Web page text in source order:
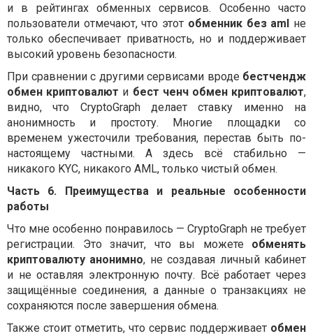
и в рейтингах обменных сервисов. Особенно часто
пользователи отмечают, что этот обменник без aml не
только обеспечивает приватность, но и поддерживает
высокий уровень безопасности.
При сравнении с другими сервисами вроде бестчендж
обмен криптовалют и бест ченч обмен криптовалют,
видно, что CryptoGraph делает ставку именно на
анонимность и простоту. Многие площадки со
временем ужесточили требования, перестав быть по-
настоящему частными. А здесь всё стабильно —
никакого KYC, никакого AML, только чистый обмен.
Часть 6. Преимущества и реальные особенности
работы
Что мне особенно понравилось — CryptoGraph не требует
регистрации. Это значит, что вы можете обменять
криптовалюту анонимно, не создавая личный кабинет
и не оставляя электронную почту. Всё работает через
защищённые соединения, а данные о транзакциях не
сохраняются после завершения обмена.
Также стоит отметить, что сервис поддерживает обмен